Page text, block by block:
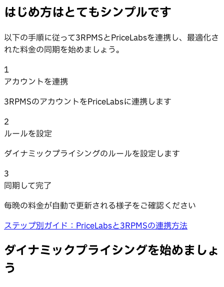
はじめ方はとてもシンプルです
以下の手順に従って3RPMSとPriceLabsを連携し、最適化さ
れた料金の同期を始めましょう。
1
アカウントを連携
3RPMSのアカウントをPriceLabsに連携します
2
ルールを設定
ダイナミックプライシングのルールを設定します
3
同期して完了
毎晩の料金が自動で更新される様子をご確認ください
ステップ別ガイド：PriceLabsと3RPMSの連携方法
ダイナミックプライシングを始めましょ
う